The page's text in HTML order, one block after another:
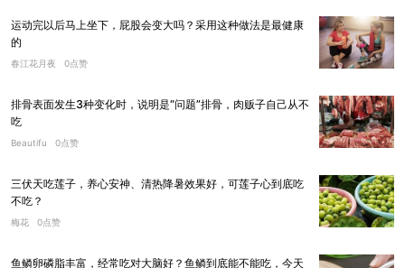
运动完以后马上坐下，屁股会变大吗？采用这种做法是最健康
的
春江花月夜 0点赞
排骨表面发生3种变化时，说明是“问题”排骨，肉贩子自己从不
吃
Beautifu 0点赞
三伏天吃莲子，养心安神、清热降暑效果好，可莲子心到底吃
不吃？
梅花 0点赞
鱼鳞卵磷脂丰富，经常吃对大脑好？鱼鳞到底能不能吃，今天